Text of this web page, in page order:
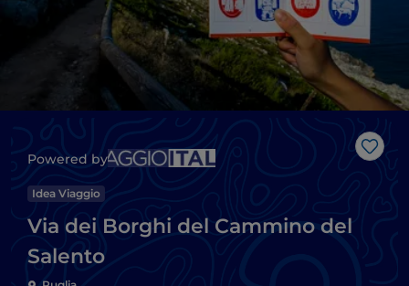
Like
Powered by
Idea Viaggio
Via dei Borghi del Cammino del
Salento